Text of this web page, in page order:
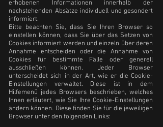
erhobenen Informationen innerhalb der
nachstehenden Absätze individuell und gesondert
informiert.
Bitte beachten Sie, dass Sie Ihren Browser so
einstellen können, dass Sie über das Setzen von
Cookies informiert werden und einzeln über deren
Annahme entscheiden oder die Annahme von
Cookies für bestimmte Fälle oder generell
ausschließen können. Jeder Browser
unterscheidet sich in der Art, wie er die Cookie-
Einstellungen verwaltet. Diese ist in dem
Hilfemenü jedes Browsers beschrieben, welches
Ihnen erläutert, wie Sie Ihre Cookie-Einstellungen
ändern können. Diese finden Sie für die jeweiligen
Browser unter den folgenden Links: